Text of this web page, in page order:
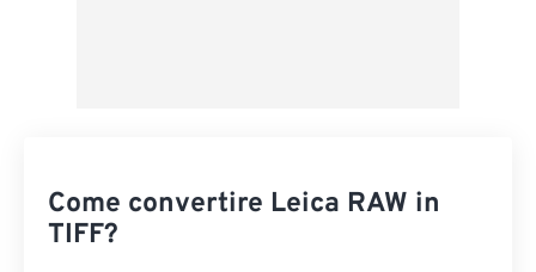
Come convertire Leica RAW in
TIFF?